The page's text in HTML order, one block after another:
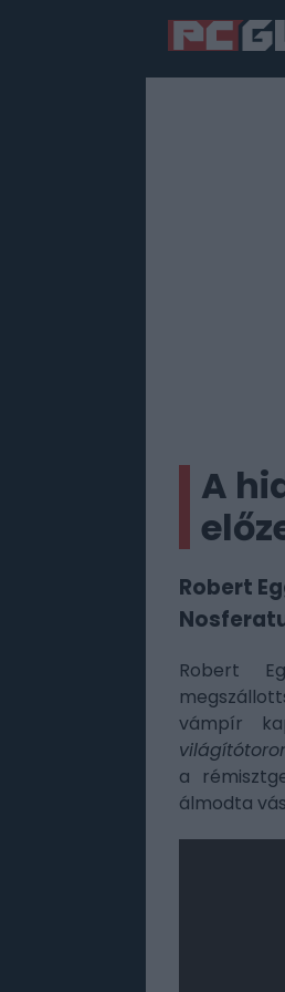
A
Robert
Robert
vámpír
a
álmodta